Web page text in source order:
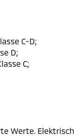
C-D;
D;
C;
Werte.